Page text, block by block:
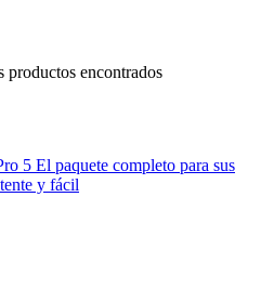
productos encontrados
5 El paquete completo para sus
y fácil